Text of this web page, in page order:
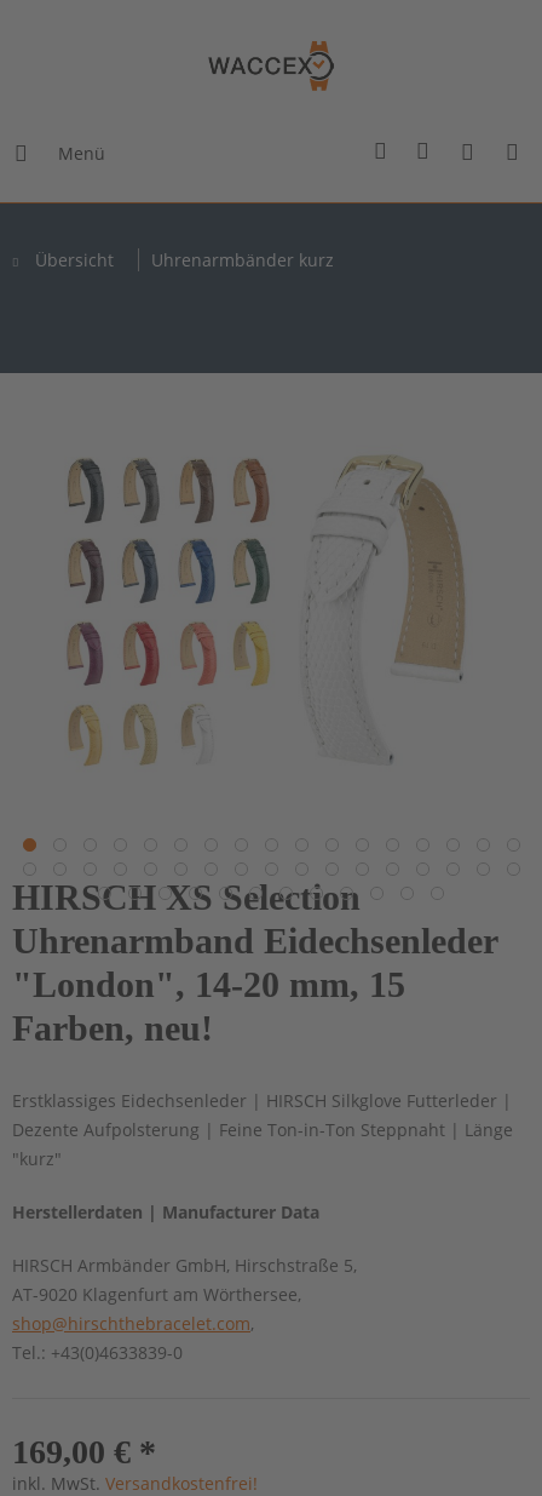
Menü
Übersicht Uhrenarmbänder kurz
HIRSCH XS Selection
Uhrenarmband Eidechsenleder
"London", 14-20 mm, 15
Farben, neu!
Erstklassiges Eidechsenleder | HIRSCH Silkglove Futterleder |
Dezente Aufpolsterung | Feine Ton-in-Ton Steppnaht | Länge
"kurz"
Herstellerdaten | Manufacturer Data
HIRSCH Armbänder GmbH, Hirschstraße 5,
AT-9020 Klagenfurt am Wörthersee,
shop@hirschthebracelet.com,
Tel.: +43(0)4633839-0
169,00 € *
inkl. MwSt. Versandkostenfrei!